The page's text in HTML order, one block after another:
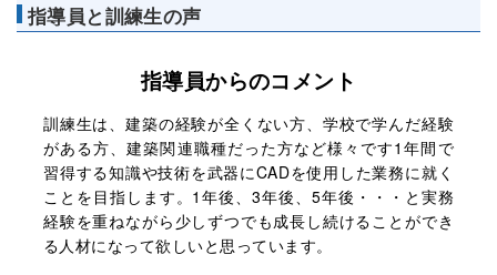
指導員と訓練生の声
指導員からのコメント
訓練生は、建築の経験が全くない方、学校で学んだ経験
がある方、建築関連職種だった方など様々です1年間で
習得する知識や技術を武器にCADを使用した業務に就く
ことを目指します。1年後、3年後、5年後・・・と実務
経験を重ねながら少しずつでも成長し続けることができ
る人材になって欲しいと思っています。